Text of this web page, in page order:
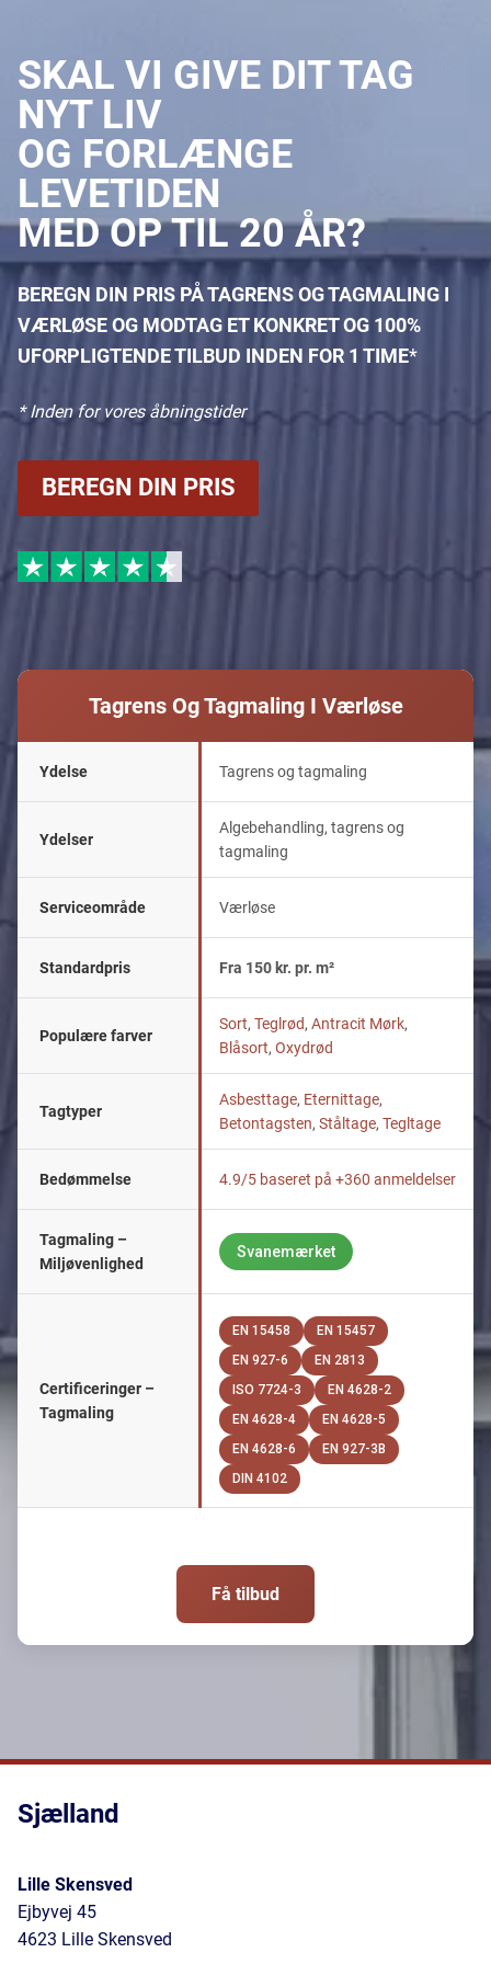
SKAL VI GIVE DIT TAG
NYT LIV
OG FORLÆNGE
LEVETIDEN
MED OP TIL 20 ÅR?
BEREGN DIN PRIS PÅ TAGRENS OG TAGMALING I
VÆRLØSE OG MODTAG ET KONKRET OG 100%
UFORPLIGTENDE TILBUD INDEN FOR 1 TIME*
* Inden for vores åbningstider
BEREGN DIN PRIS
Tagrens Og Tagmaling I Værløse
Ydelse Tagrens og tagmaling
Ydelser
Algebehandling, tagrens og
tagmaling
Serviceområde Værløse
Standardpris Fra 150 kr. pr. m²
Populære farver
Sort, Teglrød, Antracit Mørk,
Blåsort, Oxydrød
Tagtyper
Asbesttage, Eternittage,
Betontagsten, Ståltage, Tegltage
Bedømmelse 4.9/5 baseret på +360 anmeldelser
Tagmaling –
Miljøvenlighed
Svanemærket
Certificeringer –
Tagmaling
EN 15458
EN 15457
EN 927-6
EN 2813
ISO 7724-3
EN 4628-2
EN 4628-4
EN 4628-5
EN 4628-6
EN 927-3B
DIN 4102
Få tilbud
Sjælland
Lille Skensved
Ejbyvej 45
4623 Lille Skensved